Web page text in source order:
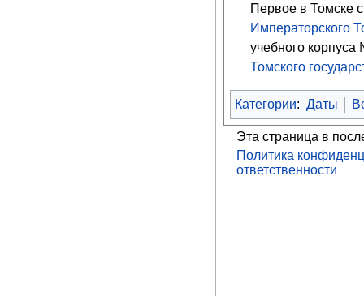
Первое в Томске
Императорского
учебного
Томского
Категории: Даты
Эта страница в
Политика
ответственности